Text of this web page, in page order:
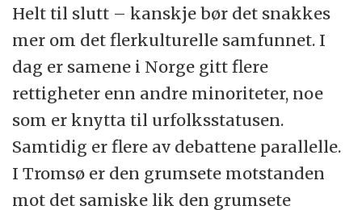
Helt til slutt – kanskje bør det snakkes
mer om det flerkulturelle samfunnet. I
dag er samene i Norge gitt flere
rettigheter enn andre minoriteter, noe
som er knytta til urfolksstatusen.
Samtidig er flere av debattene parallelle.
I Tromsø er den grumsete motstanden
mot det samiske lik den grumsete